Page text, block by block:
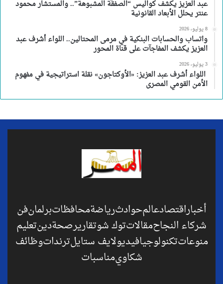
عبد العزيز يكشف كواليس “الصفقة المشبوهة”.. والمستشار محمود
عنتر يحلل الأبعاد القانونية
8 يوليو، 2026
واتساب والحسابات البنكية في مرمى المحتالين.. اللواء أشرف عبد
العزيز يكشف المفاجآت على قناة المحور
3 يوليو، 2026
اللواء أشرف عبد العزيز: «الأوكتاجون» نقلة استراتيجية في مفهوم
الأمن القومي المصرى
أخباراقتصادعالمحوادثرياضةمحافظاتبرلمانفن
شركاء النجاحمقالاتتوك شوتقاريرصحةدينتعليم
منوعاتتكنولوجيافيديولايف ستايلترنداتوظائف
شكاويمناسبات